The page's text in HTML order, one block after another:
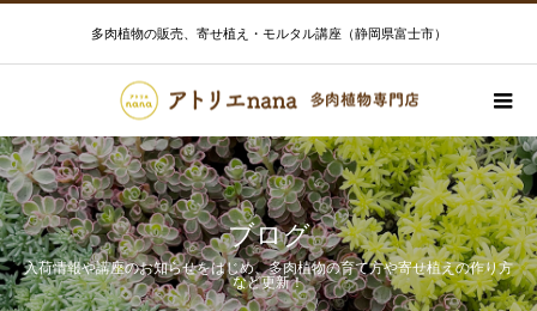
多肉植物の販売、寄せ植え・モルタル講座（静岡県富士市）
ブログ
入荷情報や講座のお知らせをはじめ、多肉植物の育て方や寄せ植えの作り方
など更新！